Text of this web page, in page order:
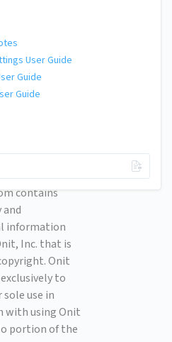
User Guide
Guide
Guide
contains
information
Inc. that is
Onit
to
sole use in
with using Onit
portion of the